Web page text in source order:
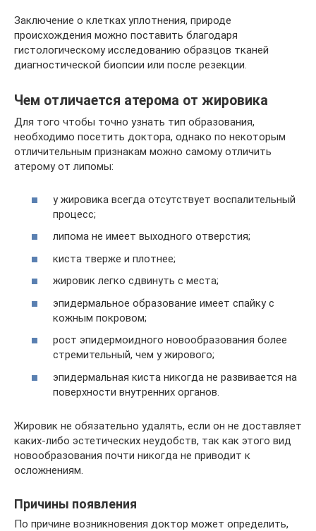
Заключение о клетках уплотнения, природе
происхождения можно поставить благодаря
гистологическому исследованию образцов тканей
диагностической биопсии или после резекции.
Чем отличается атерома от жировика
Для того чтобы точно узнать тип образования,
необходимо посетить доктора, однако по некоторым
отличительным признакам можно самому отличить
атерому от липомы:
у жировика всегда отсутствует воспалительный
процесс;
липома не имеет выходного отверстия;
киста тверже и плотнее;
жировик легко сдвинуть с места;
эпидермальное образование имеет спайку с
кожным покровом;
рост эпидермоидного новообразования более
стремительный, чем у жирового;
эпидермальная киста никогда не развивается на
поверхности внутренних органов.
Жировик не обязательно удалять, если он не доставляет
каких-либо эстетических неудобств, так как этого вид
новообразования почти никогда не приводит к
осложнениям.
Причины появления
По причине возникновения доктор может определить,